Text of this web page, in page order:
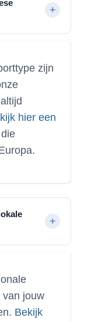
zijn
hier een
die
jouw
Bekijk